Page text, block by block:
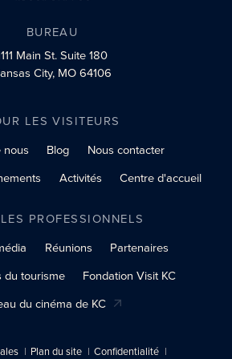
BUREAU
Main St.Suite 180
City, MO 64106
LES VISITEURS
Blog
Nous contacter
Activités Centre d'accueil
PROFESSIONNELS
Réunions
Partenaires
du tourisme
Fondation Visit KC
du cinéma de KC
Plan du site
Confidentialité